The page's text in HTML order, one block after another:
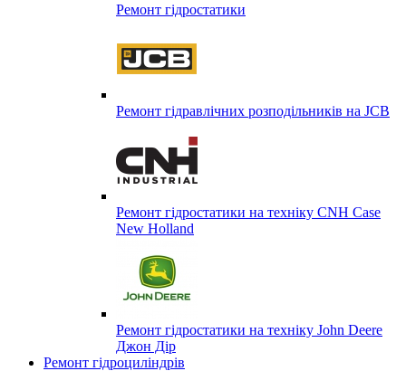
Ремонт гідростатики
Ремонт гідравлічних розподільників на JCB
Ремонт гідростатики на техніку CNH Case
New Holland
Ремонт гідростатики на техніку John Deere
Джон Дір
Ремонт гідроциліндрів